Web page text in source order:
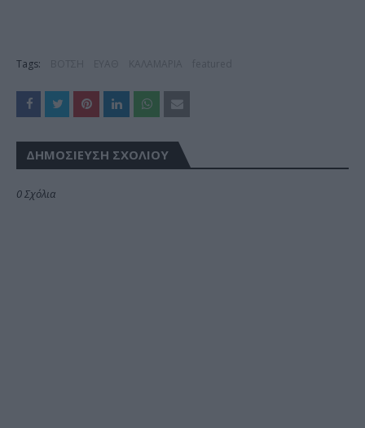
Tags:
ΔΗΜΟΣΊΕΥΣΗ ΣΧΟΛΊΟΥ
0 Σχόλια